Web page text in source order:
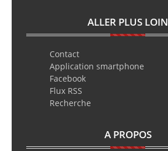
ALLER PLUS LOIN
Contact
Application smartphone
Facebook
Flux RSS
Recherche
A PROPOS